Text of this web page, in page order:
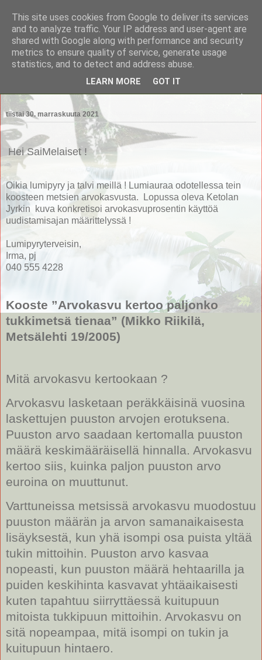
Saimaan Metsänomistajat
Saimaan Metsänomistajat
tiistai 30. marraskuuta 2021
Hei SaiMelaiset !
Oikia lumipyry ja talvi meillä ! Lumiauraa odotellessa tein
koosteen metsien arvokasvusta. Lopussa oleva Ketolan
Jyrkin kuva konkretisoi arvokasvuprosentin käyttöä
uudistamisajan määrittelyssä !
Lumipyryterveisin,
Irma, pj
040 555 4228
Kooste ”Arvokasvu kertoo paljonko
tukkimetsä tienaa” (Mikko Riikilä,
Metsälehti 19/2005)
Mitä arvokasvu kertookaan ?
Arvokasvu lasketaan peräkkäisinä vuosina
laskettujen puuston arvojen erotuksena.
Puuston arvo saadaan kertomalla puuston
määrä keskimääräisellä hinnalla. Arvokasvu
kertoo siis, kuinka paljon puuston arvo
euroina on muuttunut.
Varttuneissa metsissä arvokasvu muodostuu
puuston määrän ja arvon samanaikaisesta
lisäyksestä, kun yhä isompi osa puista yltää
tukin mittoihin. Puuston arvo kasvaa
nopeasti, kun puuston määrä hehtaarilla ja
puiden keskihinta kasvavat yhtäaikaisesti
kuten tapahtuu siirryttäessä kuitupuun
mitoista tukkipuun mittoihin. Arvokasvu on
sitä nopeampaa, mitä isompi on tukin ja
kuitupuun hintaero.
This site uses cookies from Google to deliver its services
and to analyze traffic. Your IP address and user-agent are
shared with Google along with performance and security
metrics to ensure quality of service, generate usage
statistics, and to detect and address abuse.
LEARN MORE GOT IT